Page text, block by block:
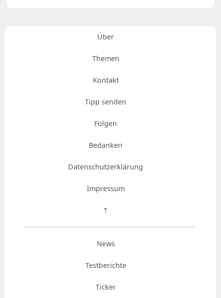
Über
Themen
Kontakt
Tipp senden
Folgen
Bedanken
Datenschutzerklärung
Impressum
⇡
News
Testberichte
Ticker